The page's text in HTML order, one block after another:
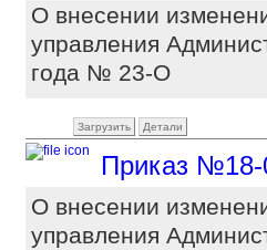
О внесении
управления
года № 23-О
Загрузить Детали
Приказ №18-
О внесении
управления